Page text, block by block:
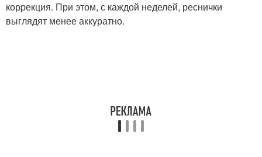
коррекция. При этом, с каждой неделей, реснички
выглядят менее аккуратно.